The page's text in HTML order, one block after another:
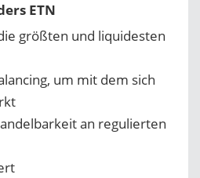
ETN
größten und liquidesten
um mit dem sich
an regulierten